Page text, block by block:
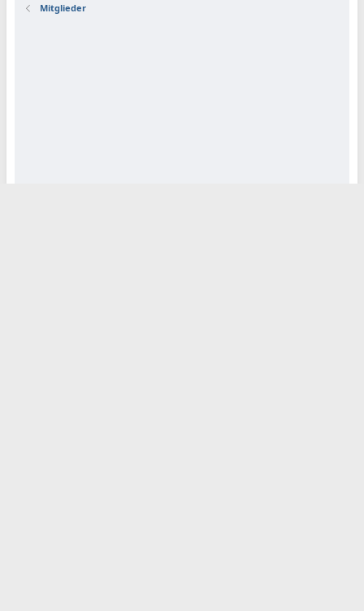
Mitglieder